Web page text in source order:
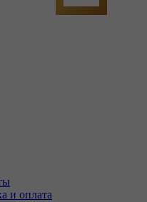
и оплата